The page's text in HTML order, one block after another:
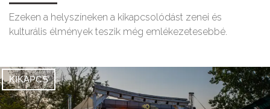
Ezeken a helyszíneken a kikapcsolódást zenei és
kulturális élmények teszik még emlékezetesebbé.
KIKAPCS